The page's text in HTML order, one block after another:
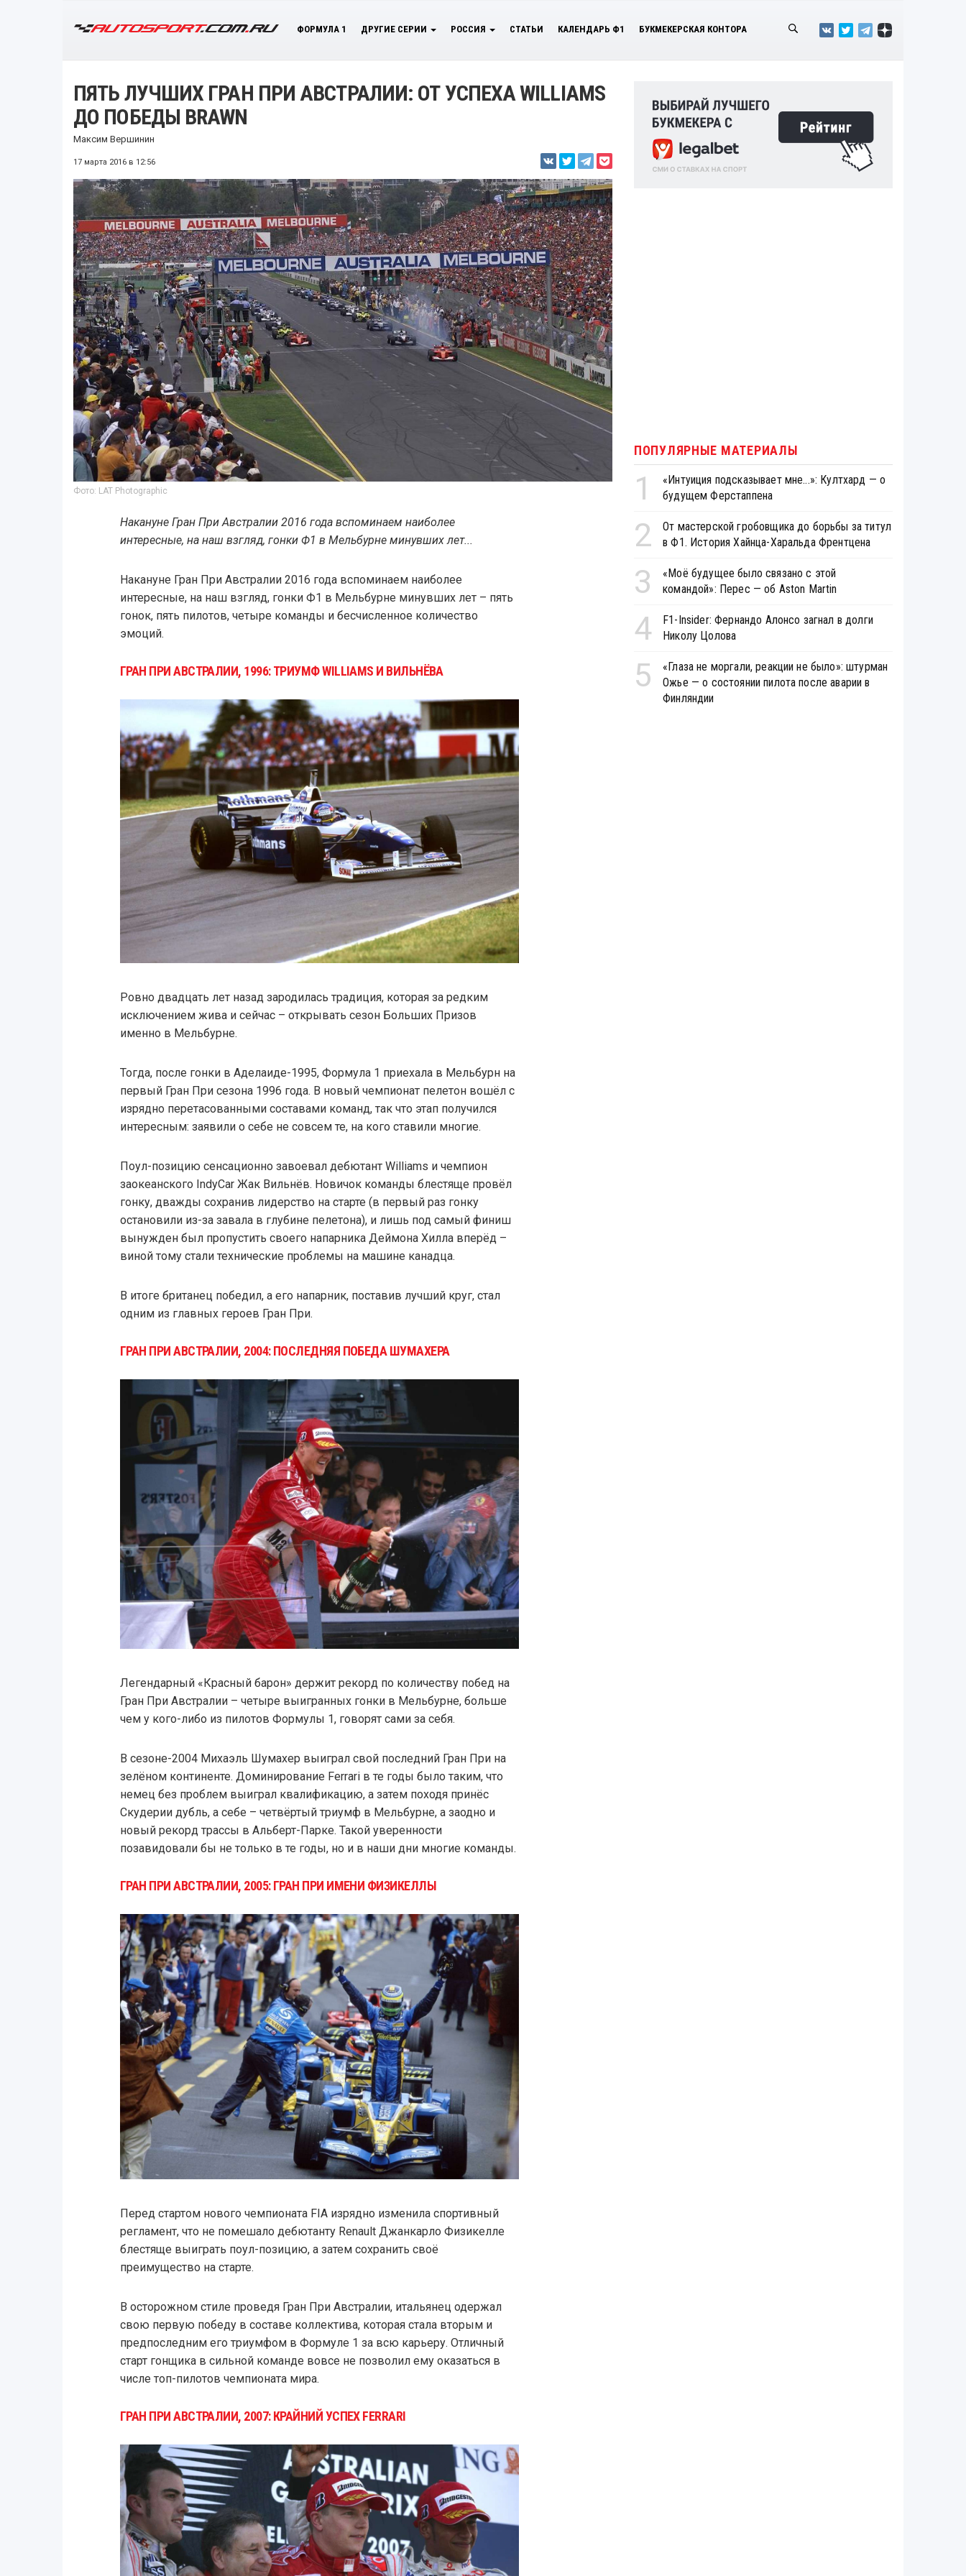
ФОРМУЛА 1 ДРУГИЕ СЕРИИ РОССИЯ СТАТЬИ КАЛЕНДАРЬ Ф1 БУКМЕКЕРСКАЯ КОНТОРА
ПЯТЬ ЛУЧШИХ ГРАН ПРИ АВСТРАЛИИ: ОТ УСПЕХА WILLIAMS
ДО ПОБЕДЫ BRAWN
Максим Вершинин
17 марта 2016 в 12:56
Фото: LAT Photographic
Накануне Гран При Австралии 2016 года вспоминаем наиболее
интересные, на наш взгляд, гонки Ф1 в Мельбурне минувших лет...
Накануне Гран При Австралии 2016 года вспоминаем наиболее
интересные, на наш взгляд, гонки Ф1 в Мельбурне минувших лет – пять
гонок, пять пилотов, четыре команды и бесчисленное количество
эмоций.
ГРАН ПРИ АВСТРАЛИИ, 1996: ТРИУМФ WILLIAMS И ВИЛЬНЁВА
Ровно двадцать лет назад зародилась традиция, которая за редким
исключением жива и сейчас – открывать сезон Больших Призов
именно в Мельбурне.
Тогда, после гонки в Аделаиде-1995, Формула 1 приехала в Мельбурн на
первый Гран При сезона 1996 года. В новый чемпионат пелетон вошёл с
изрядно перетасованными составами команд, так что этап получился
интересным: заявили о себе не совсем те, на кого ставили многие.
Поул-позицию сенсационно завоевал дебютант Williams и чемпион
заокеанского IndyCar Жак Вильнёв. Новичок команды блестяще провёл
гонку, дважды сохранив лидерство на старте (в первый раз гонку
остановили из-за завала в глубине пелетона), и лишь под самый финиш
вынужден был пропустить своего напарника Деймона Хилла вперёд –
виной тому стали технические проблемы на машине канадца.
В итоге британец победил, а его напарник, поставив лучший круг, стал
одним из главных героев Гран При.
ГРАН ПРИ АВСТРАЛИИ, 2004: ПОСЛЕДНЯЯ ПОБЕДА ШУМАХЕРА
Легендарный «Красный барон» держит рекорд по количеству побед на
Гран При Австралии – четыре выигранных гонки в Мельбурне, больше
чем у кого-либо из пилотов Формулы 1, говорят сами за себя.
В сезоне-2004 Михаэль Шумахер выиграл свой последний Гран При на
зелёном континенте. Доминирование Ferrari в те годы было таким, что
немец без проблем выиграл квалификацию, а затем походя принёс
Скудерии дубль, а себе – четвёртый триумф в Мельбурне, а заодно и
новый рекорд трассы в Альберт-Парке. Такой уверенности
позавидовали бы не только в те годы, но и в наши дни многие команды.
ГРАН ПРИ АВСТРАЛИИ, 2005: ГРАН ПРИ ИМЕНИ ФИЗИКЕЛЛЫ
Перед стартом нового чемпионата FIA изрядно изменила спортивный
регламент, что не помешало дебютанту Renault Джанкарло Физикелле
блестяще выиграть поул-позицию, а затем сохранить своё
преимущество на старте.
В осторожном стиле проведя Гран При Австралии, итальянец одержал
свою первую победу в составе коллектива, которая стала вторым и
предпоследним его триумфом в Формуле 1 за всю карьеру. Отличный
старт гонщика в сильной команде вовсе не позволил ему оказаться в
числе топ-пилотов чемпионата мира.
ГРАН ПРИ АВСТРАЛИИ, 2007: КРАЙНИЙ УСПЕХ FERRARI
ПОПУЛЯРНЫЕ МАТЕРИАЛЫ
1
«Интуиция подсказывает мне...»: Култхард — о
будущем Ферстаппена
2
От мастерской гробовщика до борьбы за титул
в Ф1. История Хайнца-Харальда Френтцена
3
«Моё будущее было связано с этой
командой»: Перес — об Aston Martin
4
F1-Insider: Фернандо Алонсо загнал в долги
Николу Цолова
5
«Глаза не моргали, реакции не было»: штурман
Ожье — о состоянии пилота после аварии в
Финляндии